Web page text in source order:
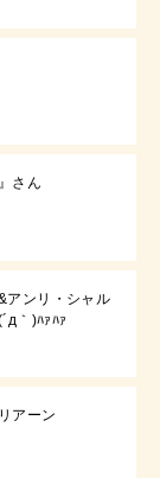
さん
アンリ・シャル
｀)ﾊｧﾊｧ
アーン